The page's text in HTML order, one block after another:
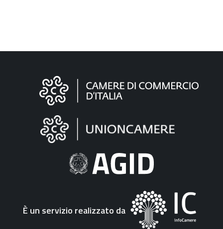
Informazioni
"Fattura
Elettronica"
È un servizio realizzato da